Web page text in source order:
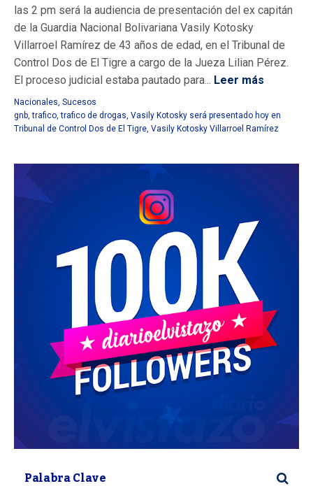
las 2 pm será la audiencia de presentación del ex capitán
de la Guardia Nacional Bolivariana Vasily Kotosky
Villarroel Ramírez de 43 años de edad, en el Tribunal de
Control Dos de El Tigre a cargo de la Jueza Lilian Pérez.
El proceso judicial estaba pautado para... Leer más
Nacionales Sucesos
gnb ,trafico ,trafico de drogas Vasily Kotosky será presentado hoy en
Tribunal de Control Dos de El Tigre Vasily Kotosky Villarroel Ramírez